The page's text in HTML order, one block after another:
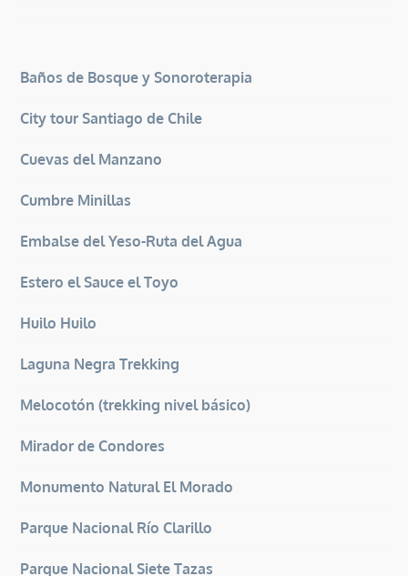
Baños de Bosque y Sonoroterapia
City tour Santiago de Chile
Cuevas del Manzano
Cumbre Minillas
Embalse del Yeso-Ruta del Agua
Estero el Sauce el Toyo
Huilo Huilo
Laguna Negra Trekking
Melocotón (trekking nivel básico)
Mirador de Condores
Monumento Natural El Morado
Parque Nacional Río Clarillo
Parque Nacional Siete Tazas